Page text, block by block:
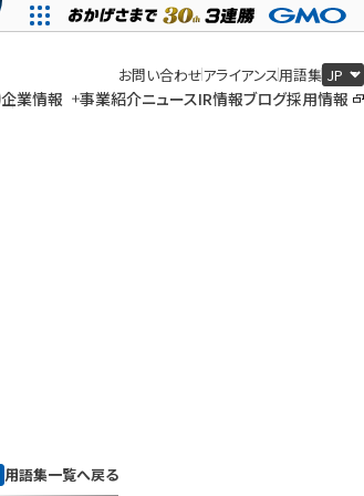
企業情報
企業情報
事業紹介ニュースIR情報ブログ採用情報
お問い合わせアライアンス用語集
用語集一覧へ戻る